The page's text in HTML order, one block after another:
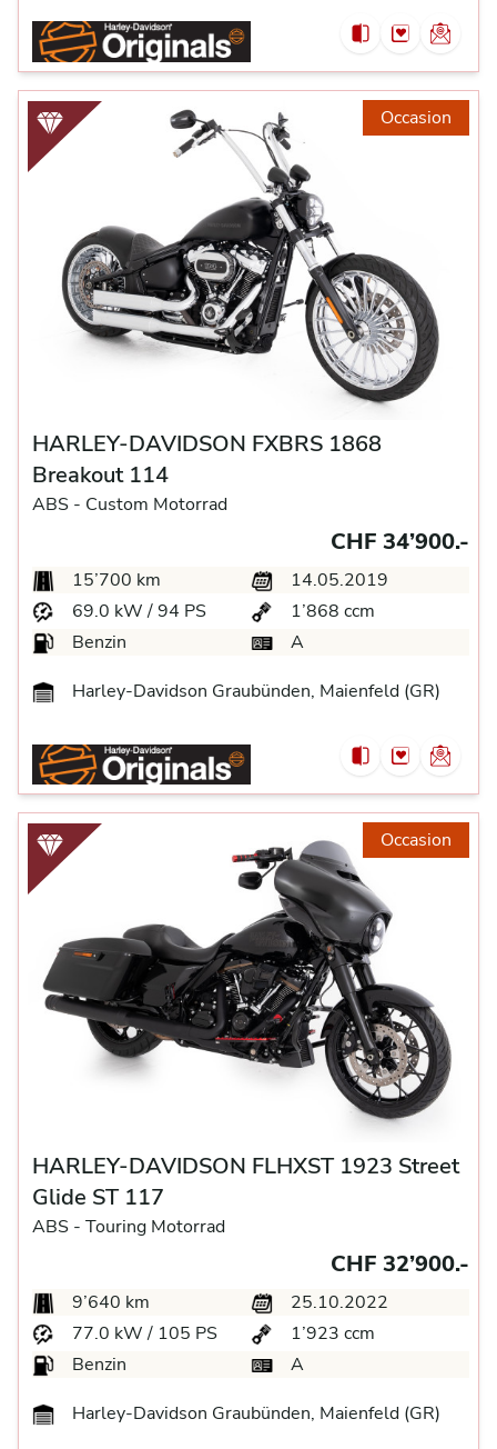
Occasion
HARLEY-DAVIDSON FXBRS 1868
Breakout 114
ABS - Custom Motorrad
CHF 34’900.-
15’700 km
14.05.2019
69.0 kW / 94 PS
1’868 ccm
Benzin
A
Harley-Davidson Graubünden, Maienfeld (GR)
Occasion
HARLEY-DAVIDSON FLHXST 1923 Street
Glide ST 117
ABS - Touring Motorrad
CHF 32’900.-
9’640 km
25.10.2022
77.0 kW / 105 PS
1’923 ccm
Benzin
A
Harley-Davidson Graubünden, Maienfeld (GR)